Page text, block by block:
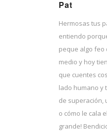
Pat
Hermosas tus
entiendo
peque algo feo
medio y hoy
que cuentes
lado humano y
de superación,
o cómo le cala
grande!